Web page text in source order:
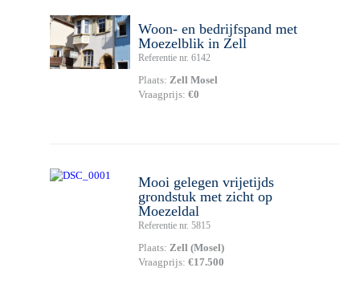
Woon- en bedrijfspand met
Moezelblik in Zell
Referentie nr. 6142
Plaats: Zell Mosel
Vraagprijs: €0
Mooi gelegen vrijetijds
grondstuk met zicht op
Moezeldal
Referentie nr. 5815
Plaats: Zell (Mosel)
Vraagprijs: €17.500